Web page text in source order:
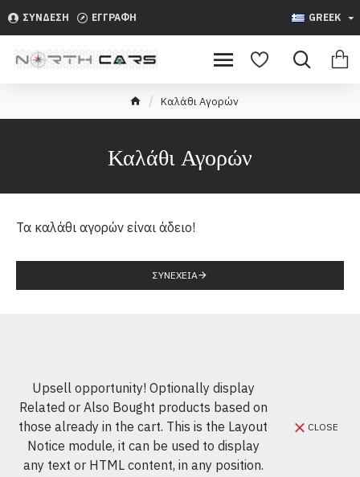
ΣΎΝΔΕΣΗ ΕΓΓΡΑΦΉ GREEK
Καλάθι Αγορών
Καλάθι Αγορών
Τα καλάθι αγορών είναι άδειο!
ΣΥΝΈΧΕΙΑ
Upsell opportunity! Optionally display
Related or Also Bought products based on
those already in the cart. This is the Layout
Notice module, it can be used to display
any text or HTML content, in any position.
CLOSE